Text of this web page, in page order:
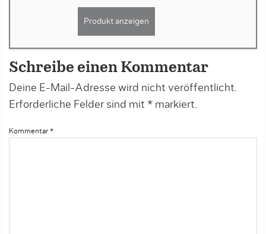
Produkt anzeigen
Schreibe einen Kommentar
Deine E-Mail-Adresse wird nicht veröffentlicht.
Erforderliche Felder sind mit * markiert.
Kommentar *